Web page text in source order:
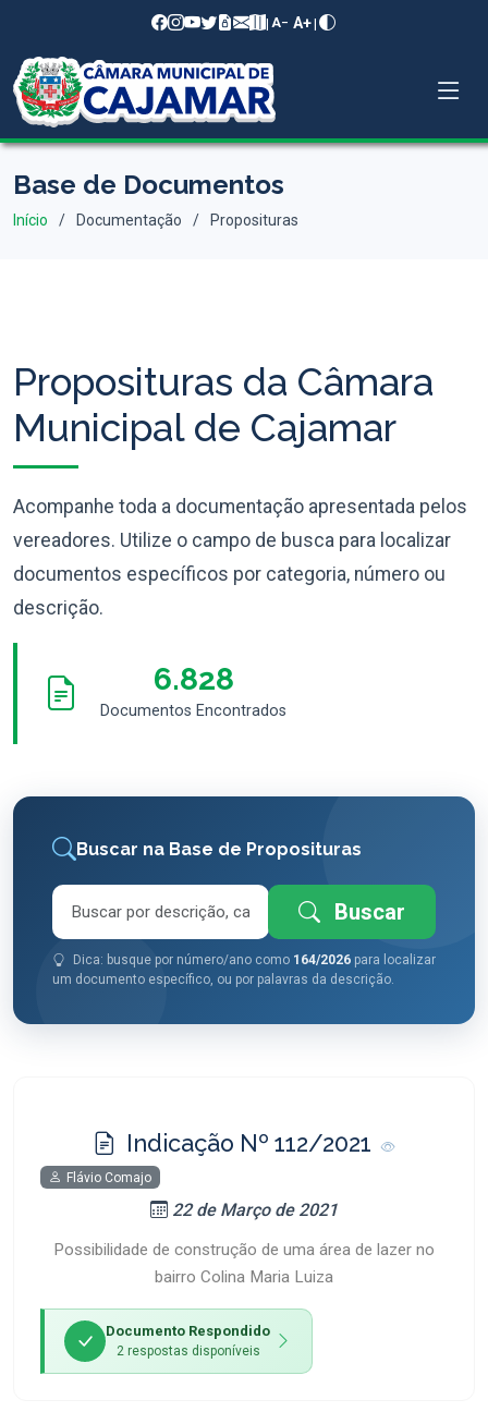
| A− A+|
Base de Documentos
Início Documentação Proposituras
Proposituras da Câmara
Municipal de Cajamar
Acompanhe toda a documentação apresentada pelos
vereadores. Utilize o campo de busca para localizar
documentos específicos por categoria, número ou
descrição.
6.828
Documentos Encontrados
Buscar na Base de Proposituras
Buscar
Dica: busque por número/ano como 164/2026 para localizar
um documento específico, ou por palavras da descrição.
Indicação Nº 112/2021
Flávio Comajo
22 de Março de 2021
Possibilidade de construção de uma área de lazer no
bairro Colina Maria Luiza
Documento Respondido
2 respostas disponíveis